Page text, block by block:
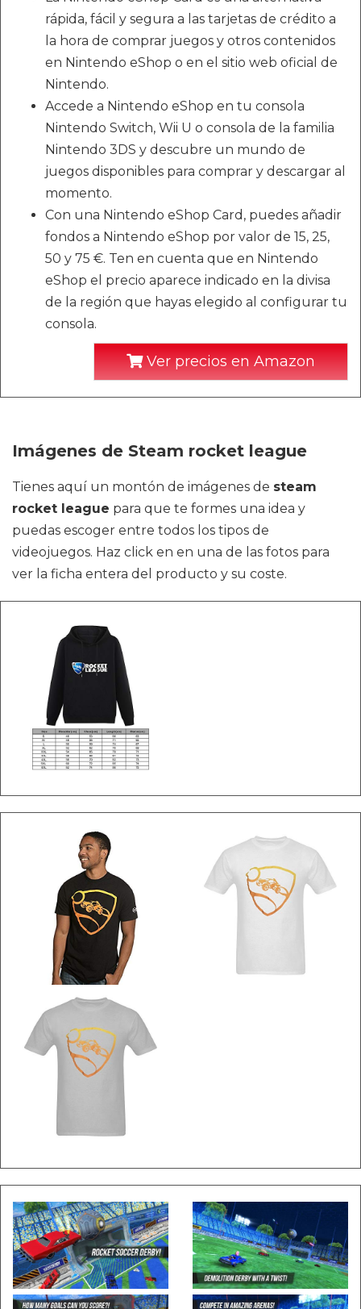
rápida, fácil y segura a las tarjetas de crédito a
la hora de comprar juegos y otros contenidos
en Nintendo eShop o en el sitio web oficial de
Nintendo.
Accede a Nintendo eShop en tu consola
Nintendo Switch, Wii U o consola de la familia
Nintendo 3DS y descubre un mundo de
juegos disponibles para comprar y descargar al
momento.
Con una Nintendo eShop Card, puedes añadir
fondos a Nintendo eShop por valor de 15, 25,
50 y 75 €. Ten en cuenta que en Nintendo
eShop el precio aparece indicado en la divisa
de la región que hayas elegido al configurar tu
consola.
Ver precios en Amazon
Imágenes de Steam rocket league
Tienes aquí un montón de imágenes de steam
rocket league para que te formes una idea y
puedas escoger entre todos los tipos de
videojuegos. Haz click en en una de las fotos para
ver la ficha entera del producto y su coste.